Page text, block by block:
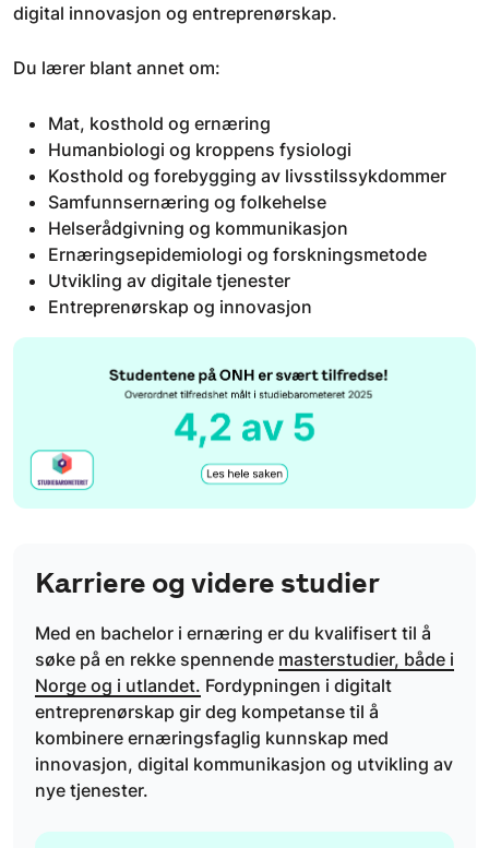
digital innovasjon og entreprenørskap.
Du lærer blant annet om:
Mat, kosthold og ernæring
Humanbiologi og kroppens fysiologi
Kosthold og forebygging av livsstilssykdommer
Samfunnsernæring og folkehelse
Helserådgivning og kommunikasjon
Ernæringsepidemiologi og forskningsmetode
Utvikling av digitale tjenester
Entreprenørskap og innovasjon
Karriere og videre studier
Med en bachelor i ernæring er du kvalifisert til å
søke på en rekke spennende masterstudier, både i
Norge og i utlandet. Fordypningen i digitalt
entreprenørskap gir deg kompetanse til å
kombinere ernæringsfaglig kunnskap med
innovasjon, digital kommunikasjon og utvikling av
nye tjenester.